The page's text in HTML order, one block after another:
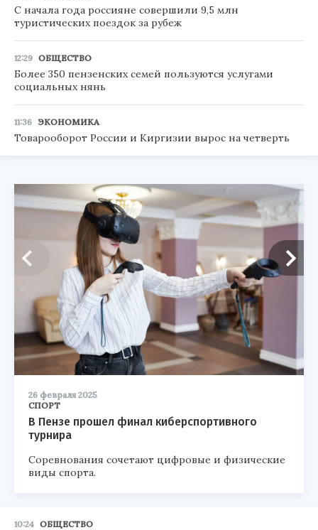
С начала года россияне совершили 9,5 млн
туристических поездок за рубеж
12:29 ОБЩЕСТВО
Более 350 пензенских семей пользуются услугами
социальных нянь
11:36 ЭКОНОМИКА
Товарооборот России и Киргизии вырос на четверть
26 февраля 2025
СПОРТ
В Пензе прошел финал киберспортивного
турнира
Соревнования сочетают цифровые и физические
виды спорта.
10:24 ОБЩЕСТВО